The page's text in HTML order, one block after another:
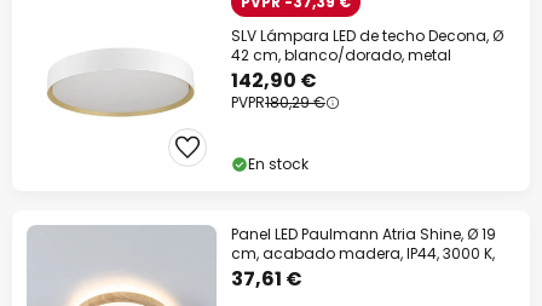
SLV Lámpara LED de techo Decona, Ø
42 cm, blanco/dorado, metal
142,90 €
PVPR180,29 €
En stock
Panel LED Paulmann Atria Shine, Ø 19
cm, acabado madera, IP44, 3000 K,
37,61 €